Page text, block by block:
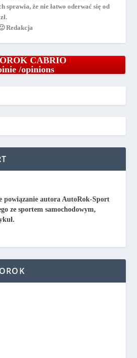
sprawia, że nie łatwo oderwać się od
Redakcja
CABRIO
/opinions
powiązanie autora AutoRok-Sport
ze sportem samochodowym,